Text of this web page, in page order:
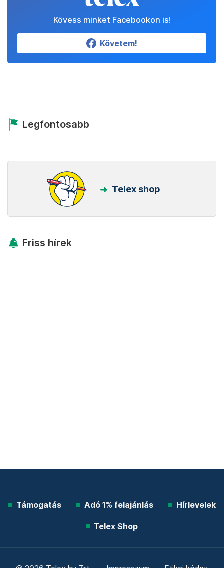
Kövess minket Facebookon is!
Követem!
Legfontosabb
Telex shop
Friss hírek
Támogatás Adó 1% felajánlás Hírlevelek
Telex Shop